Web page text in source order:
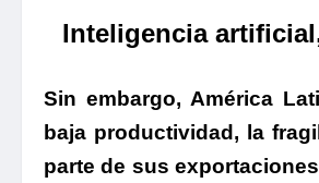
Inteligencia
Sin embargo, América
baja productividad, la
parte de sus